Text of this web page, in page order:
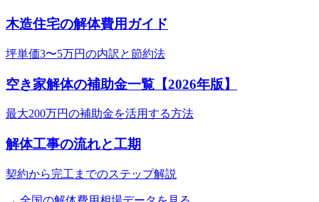
木造住宅の解体費用ガイド
坪単価3〜5万円の内訳と節約法
空き家解体の補助金一覧【2026年版】
最大200万円の補助金を活用する方法
解体工事の流れと工期
契約から完工までのステップ解説